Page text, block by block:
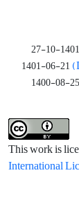
1401-10-27
1401-06-21
1400-08-25
This work is
International